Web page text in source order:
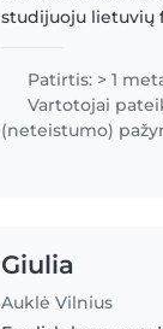
studijuoju lietuvių
padėčiau prižiūrėti
vaikus, padėti su
skaitymu, kalbos
Patirtis: > 1
Vartotojai
(neteistumo)
Giulia
Auklė Vilnius